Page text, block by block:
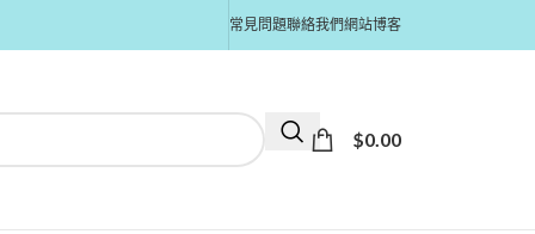
常見問題聯絡我們網站博客
$0.00